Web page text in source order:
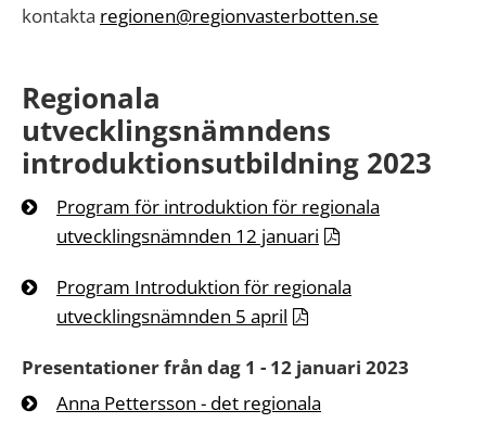
kontakta regionen@regionvasterbotten.se
Regionala
utvecklingsnämndens
introduktionsutbildning 2023
Program för introduktion för regionala
utvecklingsnämnden 12 januari
Program Introduktion för regionala
utvecklingsnämnden 5 april
Presentationer från dag 1 - 12 januari 2023
Anna Pettersson - det regionala